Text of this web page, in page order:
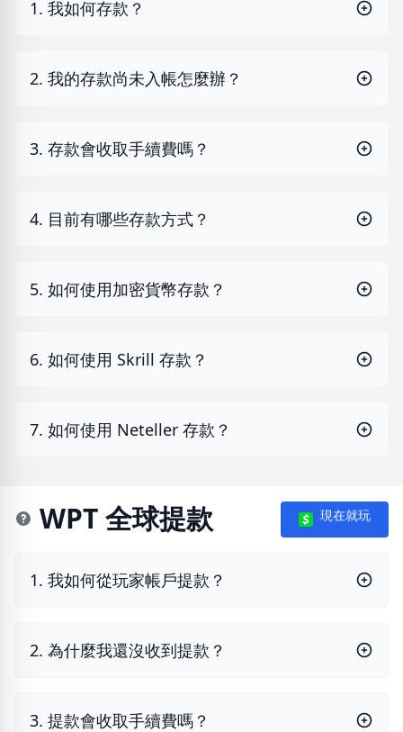
1. 我如何存款？
2. 我的存款尚未入帳怎麼辦？
3. 存款會收取手續費嗎？
4. 目前有哪些存款方式？
5. 如何使用加密貨幣存款？
6. 如何使用 Skrill 存款？
7. 如何使用 Neteller 存款？
WPT 全球提款 現在就玩
1. 我如何從玩家帳戶提款？
2. 為什麼我還沒收到提款？
3. 提款會收取手續費嗎？